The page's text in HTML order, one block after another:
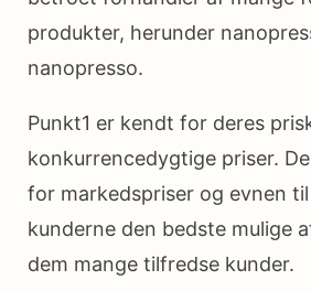
produkter, herunder
nanopresso.
Punkt1 er kendt for deres
konkurrencedygtige priser.
for markedspriser og evnen
kunderne den bedste mulige
dem mange tilfredse kunder.